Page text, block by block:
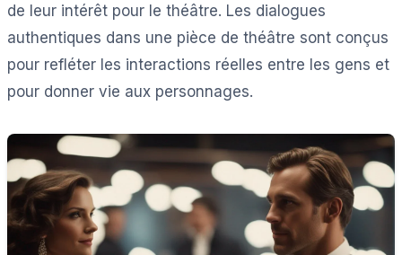
de leur intérêt pour le théâtre. Les dialogues
authentiques dans une pièce de théâtre sont conçus
pour refléter les interactions réelles entre les gens et
pour donner vie aux personnages.